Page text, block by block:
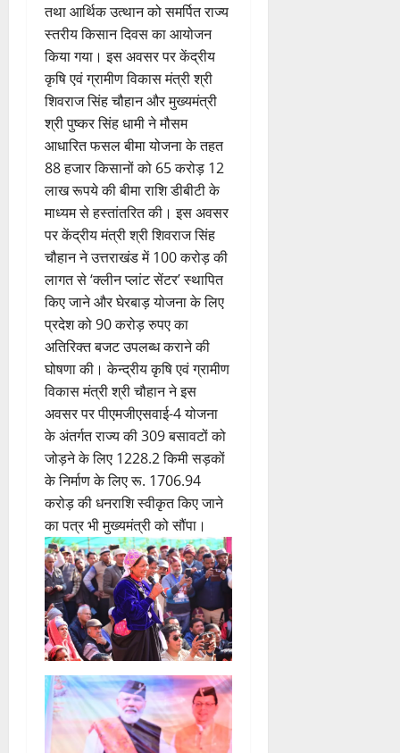
तथा आर्थिक उत्थान को समर्पित राज्य
स्तरीय किसान दिवस का आयोजन
किया गया। इस अवसर पर केंद्रीय
कृषि एवं ग्रामीण विकास मंत्री श्री
शिवराज सिंह चौहान और मुख्यमंत्री
श्री पुष्कर सिंह धामी ने मौसम
आधारित फसल बीमा योजना के तहत
88 हजार किसानों को 65 करोड़ 12
लाख रूपये की बीमा राशि डीबीटी के
माध्यम से हस्तांतरित की। इस अवसर
पर केंद्रीय मंत्री श्री शिवराज सिंह
चौहान ने उत्तराखंड में 100 करोड़ की
लागत से ‘क्लीन प्लांट सेंटर’ स्थापित
किए जाने और घेरबाड़ योजना के लिए
प्रदेश को 90 करोड़ रुपए का
अतिरिक्त बजट उपलब्ध कराने की
घोषणा की। केन्द्रीय कृषि एवं ग्रामीण
विकास मंत्री श्री चौहान ने इस
अवसर पर पीएमजीएसवाई-4 योजना
के अंतर्गत राज्य की 309 बसावटों को
जोड़ने के लिए 1228.2 किमी सड़कों
के निर्माण के लिए रू. 1706.94
करोड़ की धनराशि स्वीकृत किए जाने
का पत्र भी मुख्यमंत्री को सौंपा।